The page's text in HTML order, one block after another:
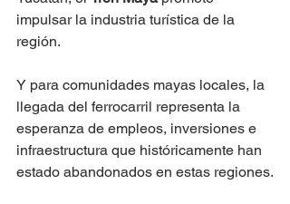
impulsar la industria turística de la
región.
Y para comunidades mayas locales, la
llegada del ferrocarril representa la
esperanza de empleos, inversiones e
infraestructura que históricamente han
estado abandonados en estas regiones.